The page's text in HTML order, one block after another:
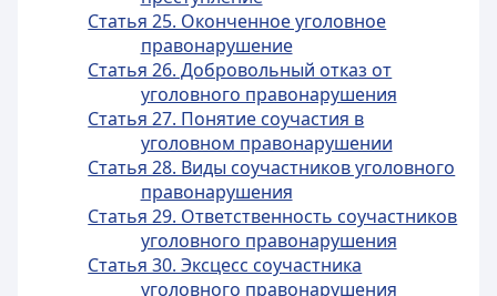
Статья 25. Оконченное уголовное
правонарушение
Статья 26. Добровольный отказ от
уголовного правонарушения
Статья 27. Понятие соучастия в
уголовном правонарушении
Статья 28. Виды соучастников уголовного
правонарушения
Статья 29. Ответственность соучастников
уголовного правонарушения
Статья 30. Эксцесс соучастника
уголовного правонарушения